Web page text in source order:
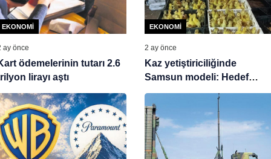
EKONOMI
ay önce
ödemelerinin tutarı 2.6
lirayı aştı
EKONOMI
2 ay önce
Kaz yetiştiriciliğinde
Samsun modeli: Hedef
üretimden ihracata uzanan
zincir